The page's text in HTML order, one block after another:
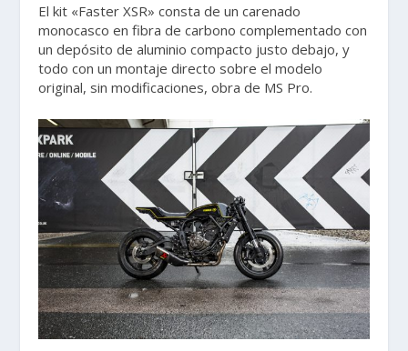
El kit «Faster XSR» consta de un carenado
monocasco en fibra de carbono complementado con
un depósito de aluminio compacto justo debajo, y
todo con un montaje directo sobre el modelo
original, sin modificaciones, obra de MS Pro.